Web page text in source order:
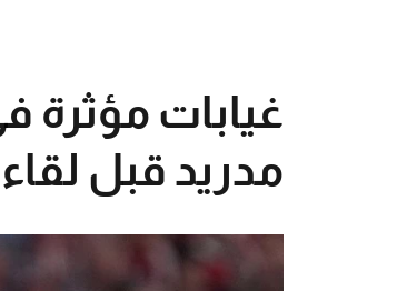
غيابات
مدريد قبل